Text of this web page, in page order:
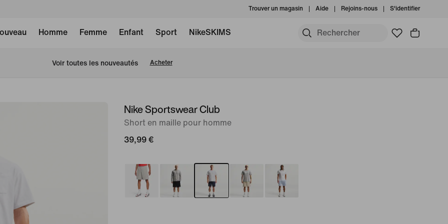
Trouver un magasin Aide Rejoins-nous S'identifier
Homme Femme Enfant Sport NikeSKIMS
Voir toutes les nouveautés Acheter
image 1Nike Sportswear Club
Short en maille pour homme
39,99 €